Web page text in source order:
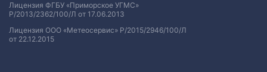
Лицензия ФГБУ «Приморское УГМС»
Р/2013/2362/100/Л от 17.06.2013
Лицензия ООО «Метеосервис» Р/2015/2946/100/Л
от 22.12.2015